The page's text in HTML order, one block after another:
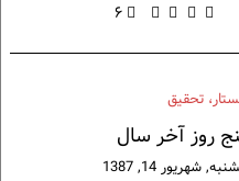
۶
تحقیق
روز آخر سال
شهریور 14, 1387